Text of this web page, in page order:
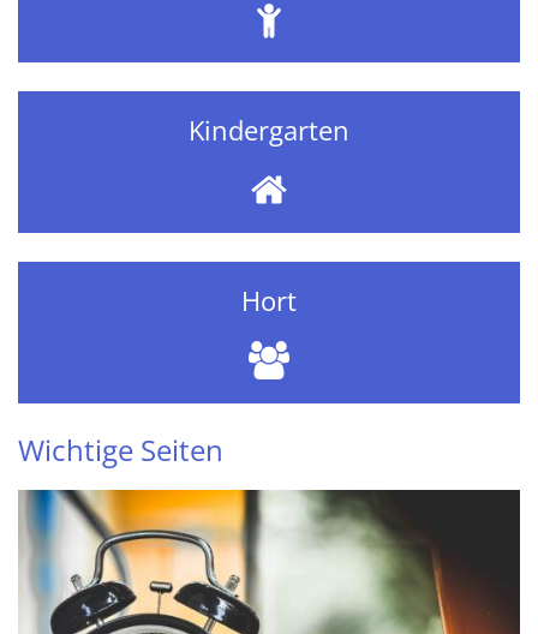
Kindergarten
Hort
Wichtige Seiten